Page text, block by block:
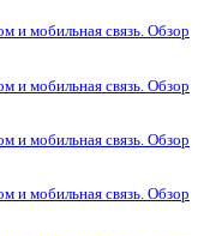
и мобильная связь. Обзор
и мобильная связь. Обзор
и мобильная связь. Обзор
и мобильная связь. Обзор